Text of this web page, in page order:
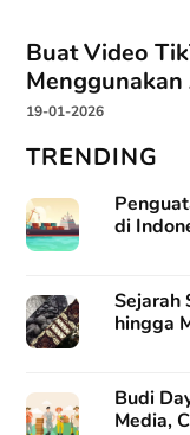
Buat Video
19-01-2026
TRENDING
di
Sejarah
hingga
Budi
Media,